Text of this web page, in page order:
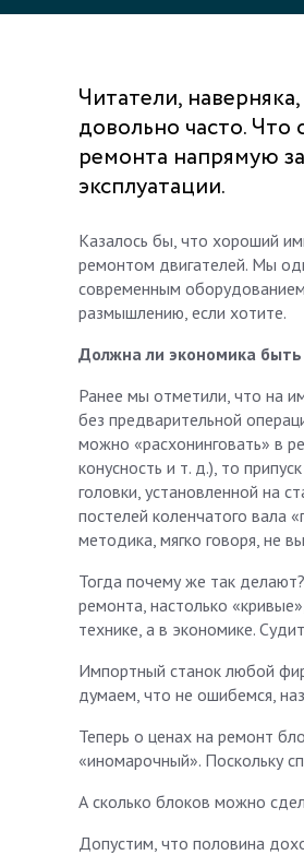
Читатели,
довольно часто. Что
ремонта напрямую
эксплуатации.
Казалось бы, что хороший
ремонтом двигателей. Мы
современным
размышлению, если хотите.
Должна ли экономика
Ранее мы отметили, что на
без предварительной
можно «расхонинговать» в
конусность и т. д.), то
головки, установленной на
постелей коленчатого вала
методика, мягко говоря, не
Тогда почему же так
ремонта, настолько
технике, а в экономике.
Импортный станок любой
думаем, что не ошибемся,
Теперь о ценах на ремонт
«иномарочный». Поскольку
А сколько блоков можно
Допустим, что половина